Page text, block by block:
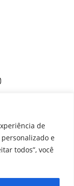
de
e
todos”, você
de cookies